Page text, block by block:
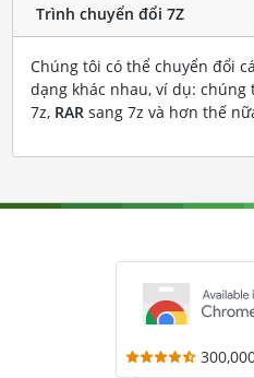
Trình chuyển đổi 7Z
Chúng tôi có thể chuyển đổi
dạng khác nhau, ví dụ:
7z, RARsang 7z và hơn thế